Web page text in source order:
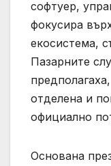
софтуер,
фокусира
екосистема,
Пазарните
отделена и
официално
Основана